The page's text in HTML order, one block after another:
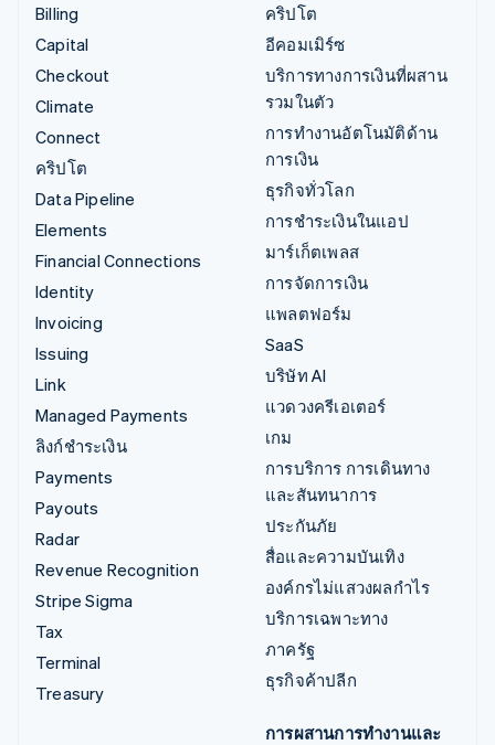
Billing
Capital
Checkout
Climate
Connect
คริปโต
Data Pipeline
Elements
Financial Connections
Identity
Invoicing
Issuing
Link
Managed Payments
ลิงก์ชำระเงิน
Payments
Payouts
Radar
Revenue Recognition
Stripe Sigma
Tax
Terminal
Treasury
คริปโต
อีคอมเมิร์ซ
บริการทางการเงินที่ผสาน
รวมในตัว
การทำงานอัตโนมัติด้าน
การเงิน
ธุรกิจทั่วโลก
การชำระเงินในแอป
มาร์เก็ตเพลส
การจัดการเงิน
แพลตฟอร์ม
SaaS
บริษัท AI
แวดวงครีเอเตอร์
เกม
การบริการ การเดินทาง
และสันทนาการ
ประกันภัย
สื่อและความบันเทิง
องค์กรไม่แสวงผลกำไร
บริการเฉพาะทาง
ภาครัฐ
ธุรกิจค้าปลีก
การผสานการทำงานและ